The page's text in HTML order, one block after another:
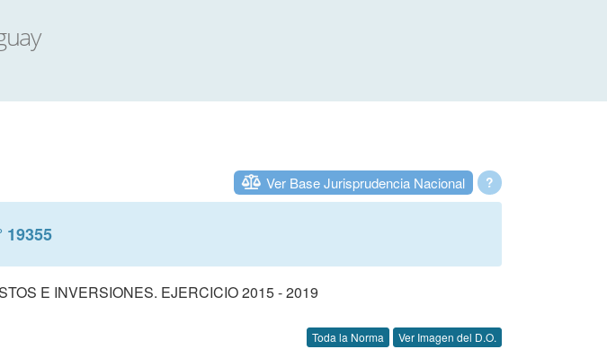
?
Ver Base Jurisprudencia Nacional
19355
E INVERSIONES. EJERCICIO 2015 - 2019
Toda la Norma Ver Imagen del D.O.